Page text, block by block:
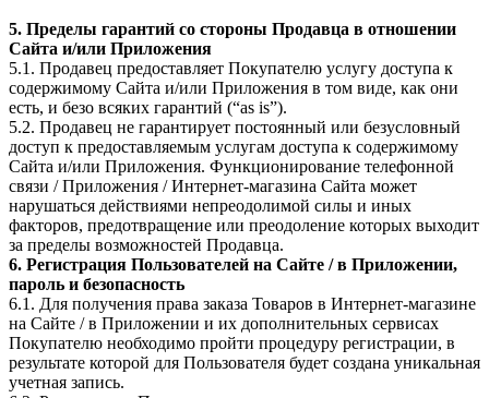
5. Пределы гарантий со стороны Продавца в отношении
Сайта и/или Приложения
5.1. Продавец предоставляет Покупателю услугу доступа к
содержимому Сайта и/или Приложения в том виде, как они
есть, и безо всяких гарантий (“as is”).
5.2. Продавец не гарантирует постоянный или безусловный
доступ к предоставляемым услугам доступа к содержимому
Сайта и/или Приложения. Функционирование телефонной
связи / Приложения / Интернет-магазина Сайта может
нарушаться действиями непреодолимой силы и иных
факторов, предотвращение или преодоление которых выходит
за пределы возможностей Продавца.
6. Регистрация Пользователей на Сайте / в Приложении,
пароль и безопасность
6.1. Для получения права заказа Товаров в Интернет-магазине
на Сайте / в Приложении и их дополнительных сервисах
Покупателю необходимо пройти процедуру регистрации, в
результате которой для Пользователя будет создана уникальная
учетная запись.